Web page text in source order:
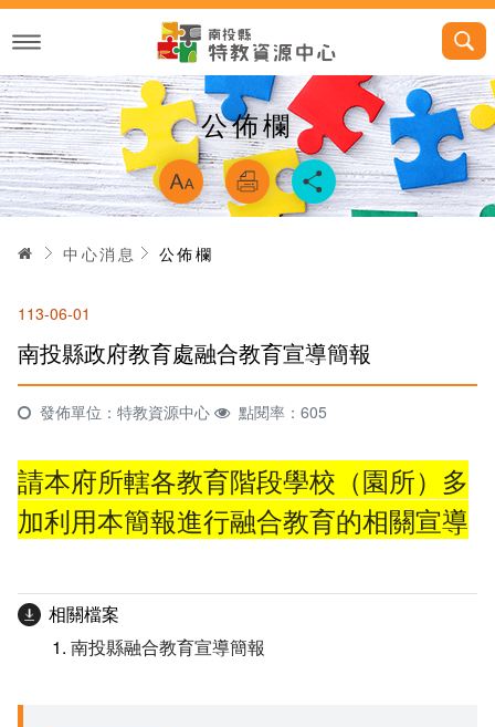
跳
主
內
容
公佈欄 略過字型切換
首頁中心消息 公佈欄
113-06-01
南投縣政府教育處融合教育宣導簡報
發佈單位：特教資源中心 點閱率：605
請本府所轄各教育階段學校（園所）多
加利用本簡報進行融合教育的相關宣導
相關檔案
南投縣融合教育宣導簡報